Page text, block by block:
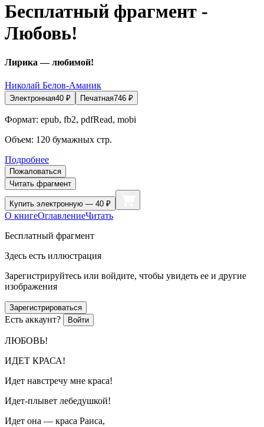
Бесплатный фрагмент -
Любовь!
Лирика — любимой!
Николай Белов-Аманик
Электронная40 ₽ Печатная746 ₽
Формат: epub, fb2, pdfRead, mobi
Объем: 120 бумажных стр.
Подробнее
Пожаловаться
Читать фрагмент
Купить электронную — 40 ₽
О книгеОглавлениеЧитать
Бесплатный фрагмент
Здесь есть иллюстрация
Зарегистрируйтесь или войдите, чтобы увидеть ее и другие
изображения
Зарегистрироваться
Есть аккаунт? Войти
ЛЮБОВЬ!
ИДЕТ КРАСА!
Идет навстречу мне краса!
Идет-плывет лебедушкой!
Идет она — краса Раиса,